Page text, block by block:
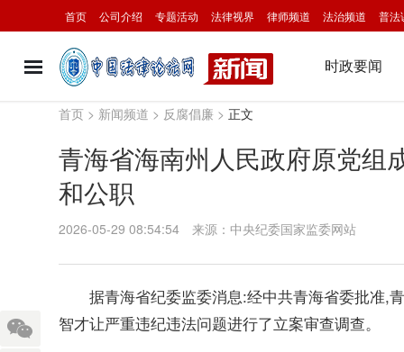
首页 公司介绍 专题活动 法律视界 律师频道 法治频道 普法
时政要闻
首页 > 新闻频道 > 反腐倡廉 > 正文
青海省海南州人民政府原党组
和公职
2026-05-29 08:54:54 来源：中央纪委国家监委网站
据青海省纪委监委消息:经中共青海省委批准,
智才让严重违纪违法问题进行了立案审查调查。